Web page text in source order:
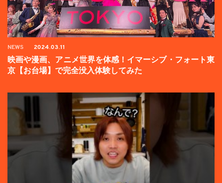
NEWS 2024.03.11
映画や漫画、アニメ世界を体感！イマーシブ・フォート東
京【お台場】で完全没入体験してみた